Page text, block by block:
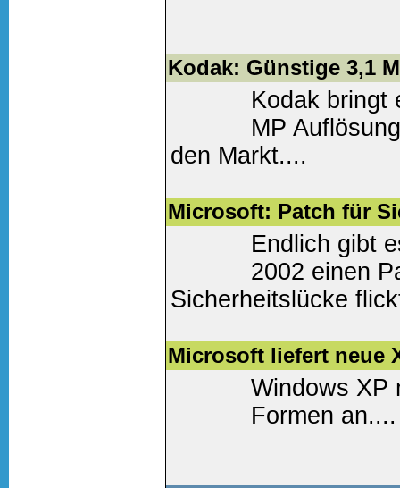
Kodak: Günstige 3,1
Kodak bringt
MP
den Markt....
Weiter lesen(0
Microsoft: Patch für
Endlich gibt
2002 einen
Sicherheitslücke
Weiter lesen(0
Microsoft liefert neue
Windows XP
Formen an....